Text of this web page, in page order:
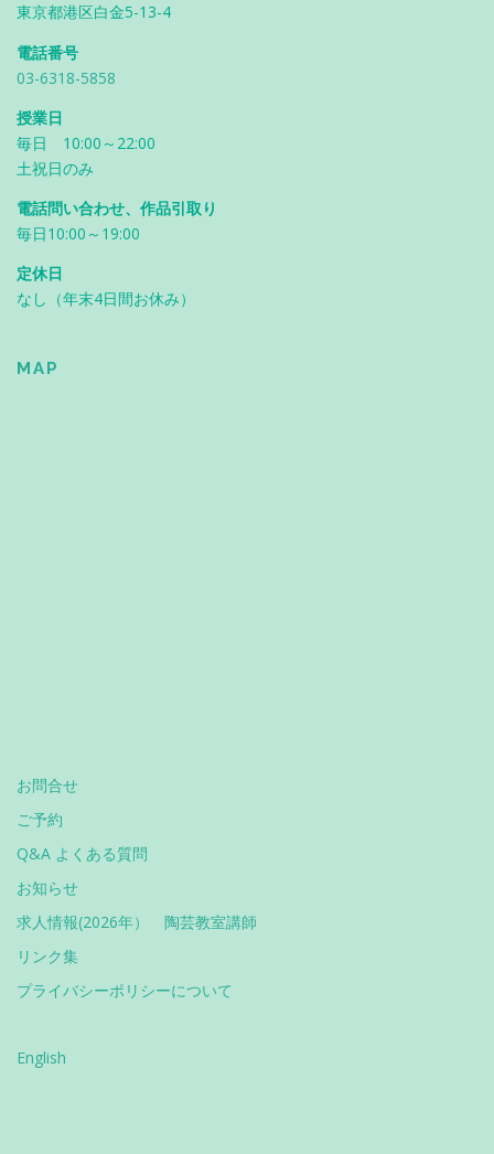
東京都港区白金5-13-4
電話番号
03-6318-5858
授業日
毎日 10:00～22:00
土祝日のみ
電話問い合わせ、作品引取り
毎日10:00～19:00
定休日
なし（年末4日間お休み）
MAP
お問合せ
ご予約
Q&A よくある質問
お知らせ
求人情報(2026年） 陶芸教室講師
リンク集
プライバシーポリシーについて
English